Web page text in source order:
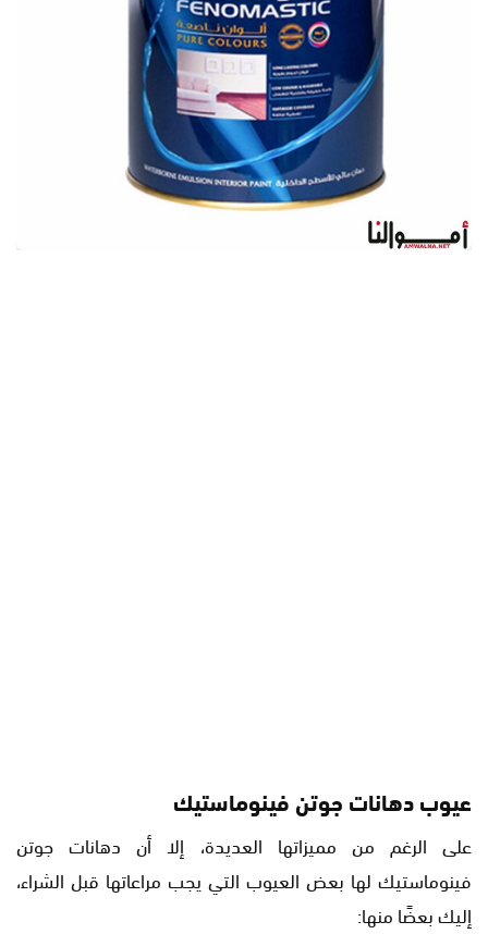
عيوب دهانات جوتن فينوماستيك
على الرغم من مميزاتها العديدة، إلا أن دهانات جوتن
فينوماستيك لها بعض العيوب التي يجب مراعاتها قبل الشراء،
إليك بعضًا منها: